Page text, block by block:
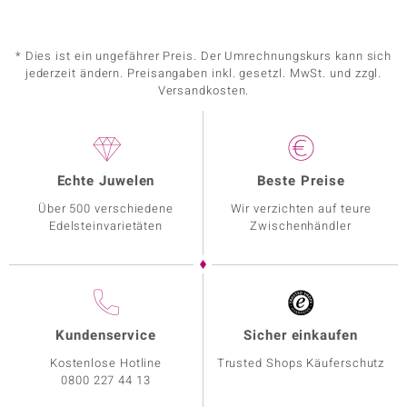
* Dies ist ein ungefährer Preis. Der Umrechnungskurs kann sich
jederzeit ändern. Preisangaben inkl. gesetzl. MwSt. und zzgl.
Versandkosten.
Echte Juwelen
Über 500 verschiedene
Edelsteinvarietäten
Beste Preise
Wir verzichten auf teure
Zwischenhändler
Kundenservice
Kostenlose Hotline
0800 227 44 13
Sicher einkaufen
Trusted Shops Käuferschutz